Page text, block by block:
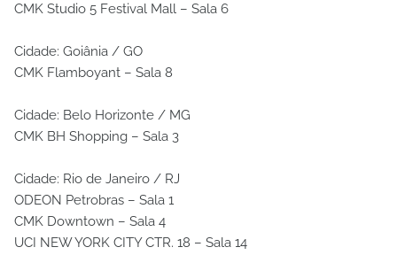
CMK Studio 5 Festival Mall – Sala 6
Cidade: Goiânia / GO
CMK Flamboyant – Sala 8
Cidade: Belo Horizonte / MG
CMK BH Shopping – Sala 3
Cidade: Rio de Janeiro / RJ
ODEON Petrobras – Sala 1
CMK Downtown – Sala 4
UCI NEW YORK CITY CTR. 18 – Sala 14